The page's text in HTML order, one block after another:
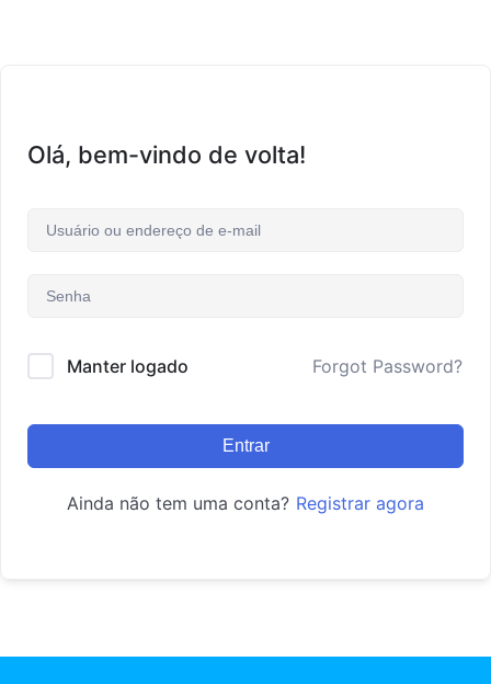
Olá, bem-vindo de volta!
Manter logado Forgot Password?
Entrar
Ainda não tem uma conta? Registrar agora